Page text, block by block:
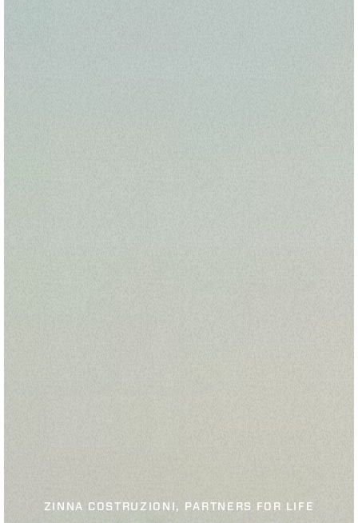
ZINNA COSTRUZIONI, PARTNERS FOR LIFE